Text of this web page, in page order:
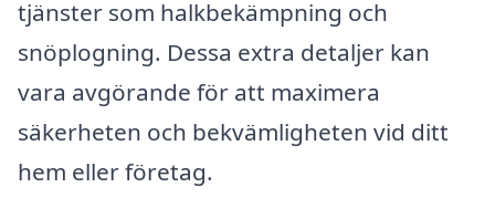
tjänster som halkbekämpning och
snöplogning. Dessa extra detaljer kan
vara avgörande för att maximera
säkerheten och bekvämligheten vid ditt
hem eller företag.